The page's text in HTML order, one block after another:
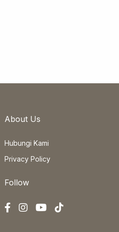
About Us
Hubungi Kami
Privacy Policy
Follow